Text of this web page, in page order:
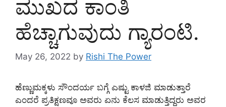
ಮುಖದ ಕಾಂತಿ
ಹೆಚ್ಚಾಗುವುದು ಗ್ಯಾರಂಟಿ.
May 26, 2022 by Rishi The Power
ಹೆಣ್ಣುಮಕ್ಕಳು ಸೌಂದರ್ಯ ಬಗ್ಗೆ ಎಷ್ಟು ಕಾಳಜಿ ಮಾಡುತ್ತಾರೆ
ಎಂದರೆ ಪ್ರತಿಕ್ಷಣವೂ ಅವರು ಏನು ಕೆಲಸ ಮಾಡುತ್ತಿದ್ದರು ಅವರ